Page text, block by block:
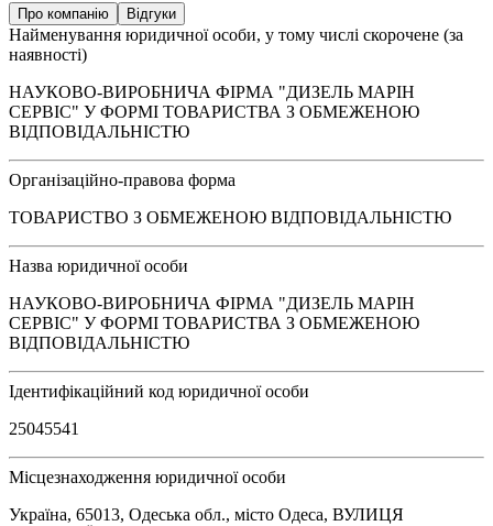
Про компанію Відгуки
Найменування юридичної особи, у тому числі скорочене (за
наявності)
НАУКОВО-ВИРОБНИЧА ФІРМА "ДИЗЕЛЬ МАРІН
СЕРВІС" У ФОРМІ ТОВАРИСТВА З ОБМЕЖЕНОЮ
ВІДПОВІДАЛЬНІСТЮ
Організаційно-правова форма
ТОВАРИСТВО З ОБМЕЖЕНОЮ ВІДПОВІДАЛЬНІСТЮ
Назва юридичної особи
НАУКОВО-ВИРОБНИЧА ФІРМА "ДИЗЕЛЬ МАРІН
СЕРВІС" У ФОРМІ ТОВАРИСТВА З ОБМЕЖЕНОЮ
ВІДПОВІДАЛЬНІСТЮ
Ідентифікаційний код юридичної особи
25045541
Місцезнаходження юридичної особи
Україна, 65013, Одеська обл., місто Одеса, ВУЛИЦЯ